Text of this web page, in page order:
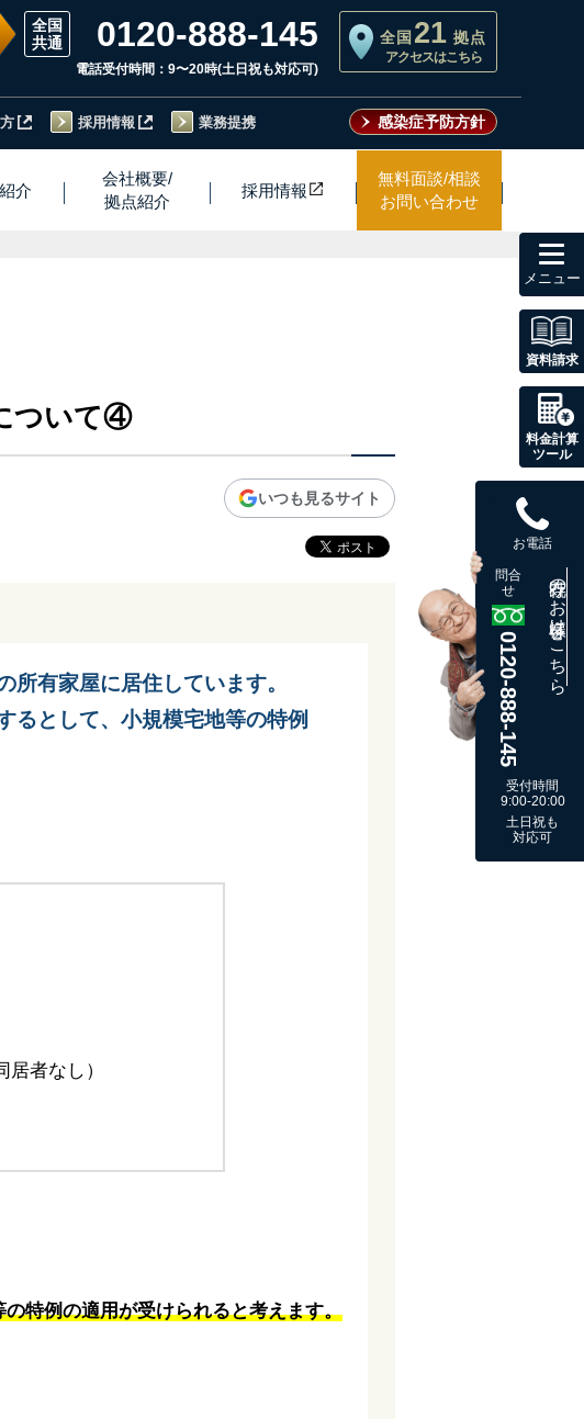
0120-888-145
電話受付時間：9〜20時(土日祝も対応可)
全国 21 拠点
アクセスはこちら
採用情報 業務提携 感染症予防方針
紹介
会社概要/
拠点紹介
採用情報
無料面談/相談
お問い合わせ
ついて④
いつも見るサイト
有家屋に居住しています。
るとして、小規模宅地等の特例
者なし）
特例の適用が受けられると考えます。
資料請求
料金計算
ツール
お電話
問合
せ
0120-888-145
既存のお客様はこちら
受付時間
9:00-20:00
土日祝も
対応可